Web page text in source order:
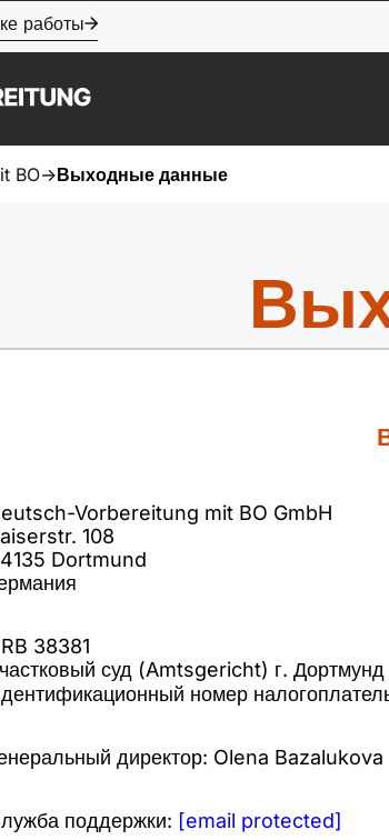
работы
BO->Выходные данные
Vorbereitung mit BO GmbH
108
Dortmund
38381
суд (Amtsgericht) г. Дортмунд
номер
директор: Olena Bazalukova
поддержки: [email protected]